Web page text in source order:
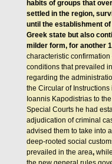
habits of groups that
settled in the region,
until the establishment
Greek state but also
milder form, for another
characteristic confirmation
conditions that prevailed
regarding the
the Circular of Instructions
Ioannis Kapodistrias to
Special Courts he had
adjudication of criminal
advised them to take into
deep-rooted social
prevailed in the area,